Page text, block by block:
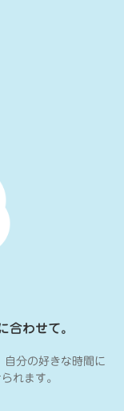
わせて。
分の好きな時間に
れます。